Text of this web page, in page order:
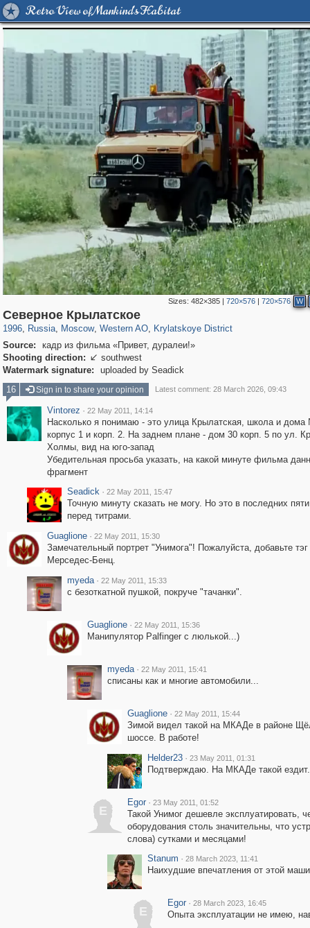
Retro View of Mankind's Habitat
Sizes:482×385 |720×576 |720×576 W
Северное Крылатское
1996, Russia
1,407,861 29,263
, Moscow
319,968 8,295
, Western AO
27,135 310
, Krylatskoye District
Source:
кадр из фильма «Привет, дуралеи!»
Shooting direction:  southwest
Watermark signature:
uploaded by Seadick
16
Sign in to share your opinion Latest comment: 28 March 2026, 09:43
Vintorez · 22 May 2011, 14:14
Насколько я понимаю - это улица Крылатская, школа и
корпус 1 и корп. 2. На заднем плане - дом 30 корп. 5 по ул.
Холмы, вид на юго-запад
Убедительная просьба указать, на какой минуте фильма
фрагмент
Seadick · 22 May 2011, 15:47
Точную минуту сказать не могу. Но это в последних
перед титрами.
Guaglione · 22 May 2011, 15:30
Замечательный портрет "Унимога"! Пожалуйста, добавьте тэг
Мерседес-Бенц.
myeda · 22 May 2011, 15:33
с безоткатной пушкой, покруче "тачанки".
Guaglione · 22 May 2011, 15:36
Манипулятор Palfinger с люлькой...)
myeda · 22 May 2011, 15:41
списаны как и многие автомобили...
Guaglione · 22 May 2011, 15:44
Зимой видел такой на МКАДе в районе
шоссе. В работе!
Helder23 · 23 May 2011, 01:31
Подтверждаю. На МКАДе такой
E
Egor · 23 May 2011, 01:52
Такой Унимог дешевле эксплуатировать,
оборудования столь значительны, что
слова) сутками и месяцами!
Stanum · 28 March 2023, 11:41
Наихудшие впечатления от этой
E
Egor · 28 March 2023, 16:45
Опыта эксплуатации не имею,